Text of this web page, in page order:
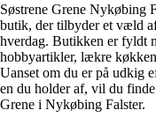
Søstrene Grene Nykøbing
butik, der tilbyder et væld
hverdag. Butikken er fyldt
hobbyartikler, lækre
Uanset om du er på udkig
en du holder af, vil du
Grene i Nykøbing Falster.